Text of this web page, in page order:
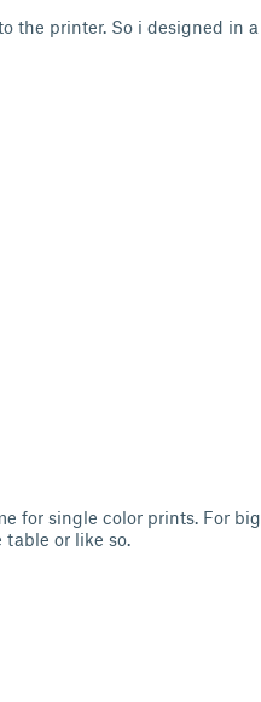
the printer. So i designed in a
for single color prints. For big
or like so.